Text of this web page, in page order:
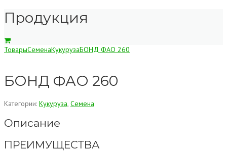
Продукция
ТоварыСеменаКукурузаБОНД ФАО 260
БОНД ФАО 260
Категории: Кукуруза, Семена
Описание
ПРЕИМУЩЕСТВА